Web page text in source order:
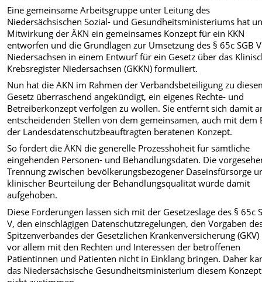
Eine gemeinsame Arbeitsgruppe unter Leitung des
Niedersächsischen Sozial- und Gesundheitsministeriums hat
Mitwirkung der ÄKN ein gemeinsames Konzept für ein KKN
entworfen und die Grundlagen zur Umsetzung des § 65c SGB
Niedersachsen in einem Entwurf für ein Gesetz über das
Krebsregister Niedersachsen (GKKN) formuliert.
Nun hat die ÄKN im Rahmen der Verbandsbeteiligung zu
Gesetz überraschend angekündigt, ein eigenes Rechte- und
Betreiberkonzept verfolgen zu wollen. Sie entfernt sich damit
entscheidenden Stellen von dem gemeinsamen, auch mit dem
der Landesdatenschutzbeauftragten beratenen Konzept.
So fordert die ÄKN die generelle Prozesshoheit für sämtliche
eingehenden Personen- und Behandlungsdaten. Die
Trennung zwischen bevölkerungsbezogener Daseinsfürsorge
klinischer Beurteilung der Behandlungsqualität würde damit
aufgehoben.
Diese Forderungen lassen sich mit der Gesetzeslage des § 65c
V, den einschlägigen Datenschutzregelungen, den Vorgaben
Spitzenverbandes der Gesetzlichen Krankenversicherung
vor allem mit den Rechten und Interessen der betroffenen
Patientinnen und Patienten nicht in Einklang bringen. Daher
das Niedersächsische Gesundheitsministerium diesem Konzept